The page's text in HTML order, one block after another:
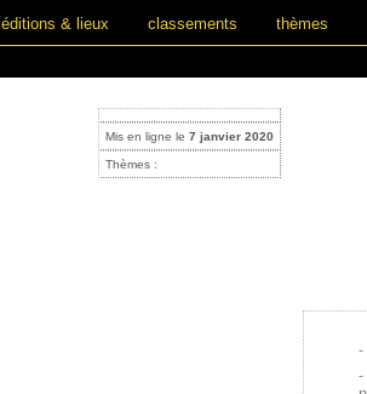
éditions & lieux classements thèmes
Mis en ligne le 7 janvier 2020
Thèmes :